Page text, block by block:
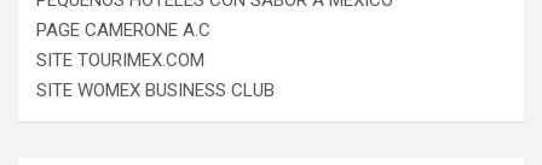
PAGE CAMERONE A.C
SITE TOURIMEX.COM
SITE WOMEX BUSINESS CLUB